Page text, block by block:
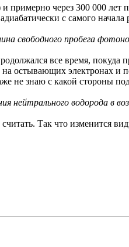
через 300 000
с самого начала
свободного пробега
все время, покуда
остывающих электронах и
не знаю с какой стороны
нейтрального водорода в
Так что изменится